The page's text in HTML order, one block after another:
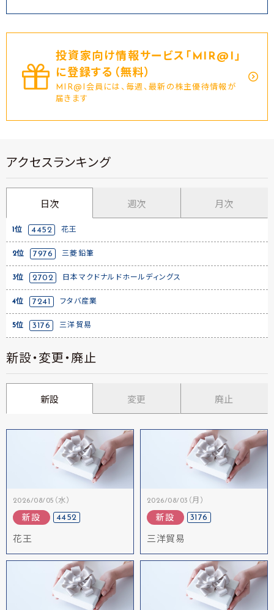
投資家向け情報サービス｢MIR@I｣
に登録する（無料）
MIR@I会員には、毎週、最新の株主優待情報が
届きます
アクセスランキング
日次 週次 月次
1位 4452 花王
2位 7976 三菱鉛筆
3位 2702 日本マクドナルドホールディングス
4位 7241 フタバ産業
5位 3176 三洋貿易
新設・変更・廃止
新設 変更 廃止
2026/08/05（水）
新設 4452
花王
2026/08/03（月）
新設 3176
三洋貿易